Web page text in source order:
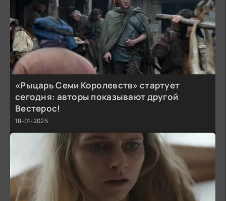
«Рыцарь Семи Королевств» стартует
сегодня: авторы показывают другой
Вестерос!
18-01-2026